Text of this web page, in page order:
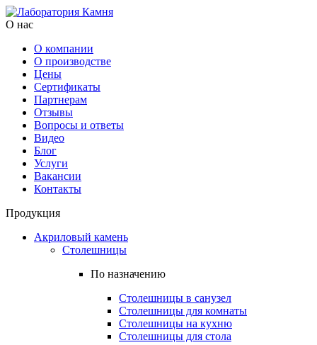
О нас
О компании
О производстве
Цены
Cертификаты
Партнерам
Отзывы
Вопросы и ответы
Видео
Блог
Услуги
Вакансии
Контакты
Продукция
Акриловый камень
Столешницы
По назначению
Столешницы в санузел
Столешницы для комнаты
Столешницы на кухню
Столешницы для стола